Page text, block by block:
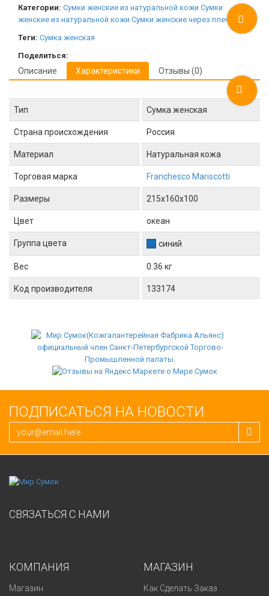
Категории: Сумки женские из натуральной кожи Сумки
женские из натуральной кожи Сумки женские через плечо
Теги: Сумка женская
Поделиться:
Описание Характеристики Отзывы (0)
Тип Сумка женская
Страна происхождения Россия
Материал Натуральная кожа
Торговая марка Franchesco Mariscotti
Размеры 215x160x100
Цвет океан
Группа цвета синий
Вес 0.36 кг
Код производителя 133174
ПОДПИСАТЬСЯ НА НОВОСТИ
СВЯЗАТЬСЯ С НАМИ
КОМПАНИЯ
Магазин
МАГАЗИН
Как Сделать Заказ